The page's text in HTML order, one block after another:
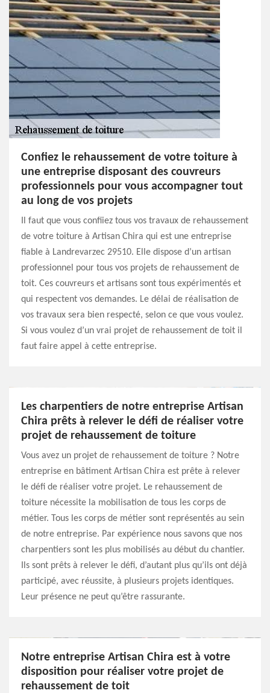
Confiez le rehaussement de votre toiture à
une entreprise disposant des couvreurs
professionnels pour vous accompagner tout
au long de vos projets
Il faut que vous confiiez tous vos travaux de rehaussement
de votre toiture à Artisan Chira qui est une entreprise
fiable à Landrevarzec 29510. Elle dispose d’un artisan
professionnel pour tous vos projets de rehaussement de
toit. Ces couvreurs et artisans sont tous expérimentés et
qui respectent vos demandes. Le délai de réalisation de
vos travaux sera bien respecté, selon ce que vous voulez.
Si vous voulez d’un vrai projet de rehaussement de toit il
faut faire appel à cette entreprise.
Les charpentiers de notre entreprise Artisan
Chira prêts à relever le défi de réaliser votre
projet de rehaussement de toiture
Vous avez un projet de rehaussement de toiture ? Notre
entreprise en bâtiment Artisan Chira est prête à relever
le défi de réaliser votre projet. Le rehaussement de
toiture nécessite la mobilisation de tous les corps de
métier. Tous les corps de métier sont représentés au sein
de notre entreprise. Par expérience nous savons que nos
charpentiers sont les plus mobilisés au début du chantier.
Ils sont prêts à relever le défi, d’autant plus qu’ils ont déjà
participé, avec réussite, à plusieurs projets identiques.
Leur présence ne peut qu’être rassurante.
Notre entreprise Artisan Chira est à votre
disposition pour réaliser votre projet de
rehaussement de toit